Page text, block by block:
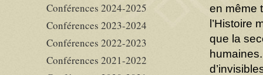
en même
l’Histoire
que la
Conférences 2024-2025
Conférences 2023-2024
Conférences 2022-2023
Conférences 2021-2022